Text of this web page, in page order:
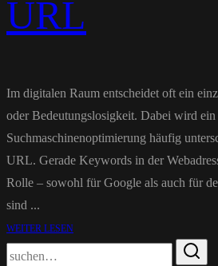
URL
Im digitalen Raum entscheidet oft ein
oder Bedeutungslosigkeit. Dabei wird
Suchmaschinenoptimierung häufig
URL. Gerade Keywords in der
Rolle – sowohl für Google als auch für
sind ...
WEITER LESEN